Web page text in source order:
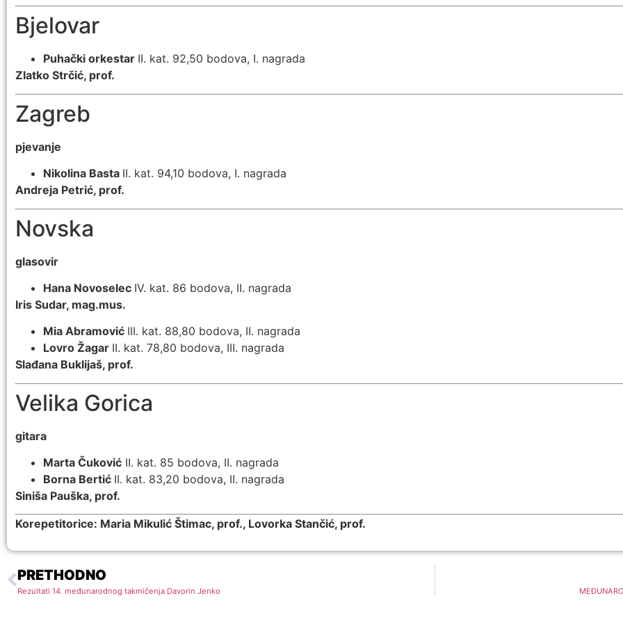
Bjelovar
Puhački orkestar II. kat. 92,50 bodova, I. nagrada
Zlatko Strčić, prof.
Zagreb
pjevanje
Nikolina Basta II. kat. 94,10 bodova, I. nagrada
Andreja Petrić, prof.
Novska
glasovir
Hana Novoselec IV. kat. 86 bodova, II. nagrada
Iris Sudar, mag.mus.
Mia Abramović III. kat. 88,80 bodova, II. nagrada
Lovro Žagar II. kat. 78,80 bodova, III. nagrada
Slađana Buklijaš, prof.
Velika Gorica
gitara
Marta Čuković II. kat. 85 bodova, II. nagrada
Borna Bertić II. kat. 83,20 bodova, II. nagrada
Siniša Pauška, prof.
Korepetitorice: Maria Mikulić Štimac, prof., Lovorka Stančić, prof.
PRETHODNO
Rezultati 14. međunarodnog takmičenja Davorin Jenko